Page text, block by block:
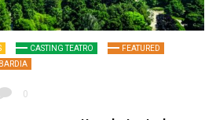
CASTING TEATRO
FEATURED
0